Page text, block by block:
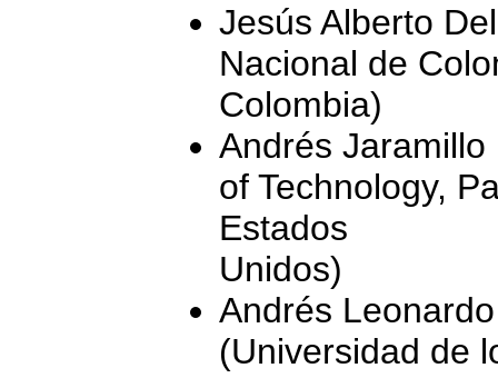
Jesús Alberto
Nacional de
Colombia)
Andrés
of Technology,
Estados
Unidos)
Andrés
(Universidad de